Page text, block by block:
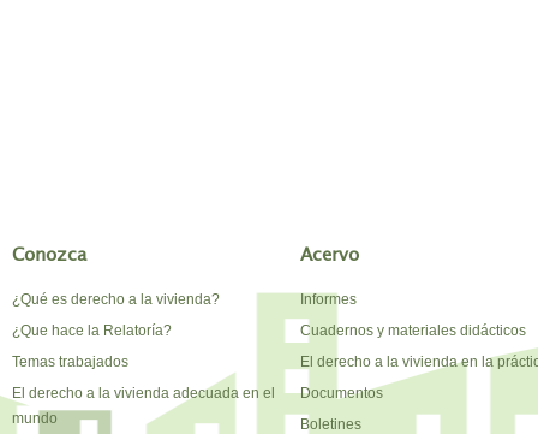
Conozca
¿Qué es derecho a la vivienda?
¿Que hace la Relatoría?
Temas trabajados
El derecho a la vivienda adecuada en el
mundo
Acervo
Informes
Cuadernos y materiales didácticos
El derecho a la vivienda en la
Documentos
Boletines